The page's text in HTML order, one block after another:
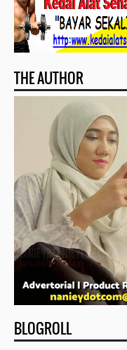
THE AUTHOR
BLOGROLL